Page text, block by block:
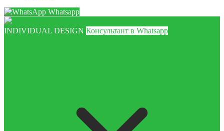
Whatsapp
INDIVIDUAL DESIGN Консультант в Whatsapp